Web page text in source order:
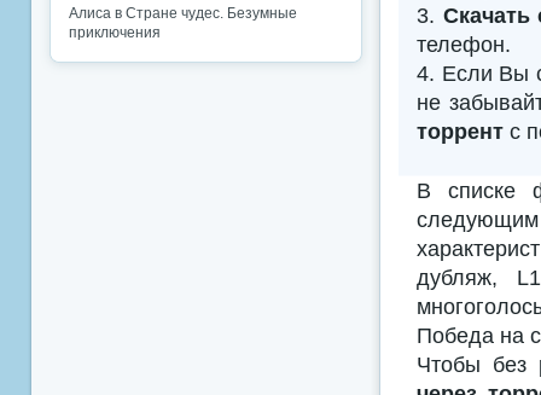
3. Скачать
телефон.
4. Если Вы
не
торрент с
В списке
дубляж,
Победа на
Чтобы без
Алиса в Стране чудес. Безумные
приключения